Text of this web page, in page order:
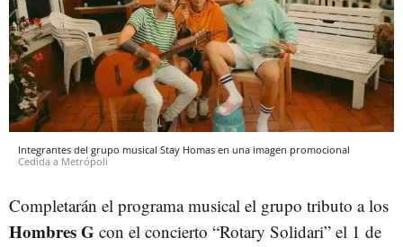
Integrantes del grupo musical Stay Homas en una imagen promocional
Cedida a Metrópoli
Completarán el programa musical el grupo tributo a los
Hombres G con el concierto “Rotary Solidari” el 1 de